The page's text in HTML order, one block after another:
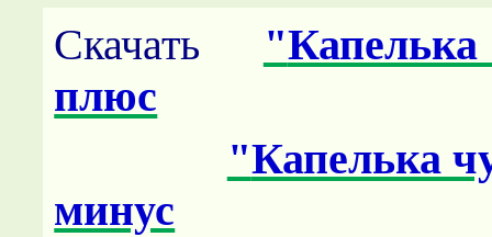
Скачать "
плюс
"Капелька
минус